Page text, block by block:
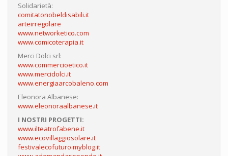
Solidarietà:
comitatonobeldisabili.it
arteirregolare
www.networketico.com
www.comicoterapia.it
Merci Dolci srl:
www.commercioetico.it
www.mercidolci.it
www.energiaarcobaleno.com
Eleonora Albanese:
www.eleonoraalbanese.it
I NOSTRI PROGETTI:
www.ilteatrofabene.it
www.ecovillaggiosolare.it
festivalecofuturo.myblog.it